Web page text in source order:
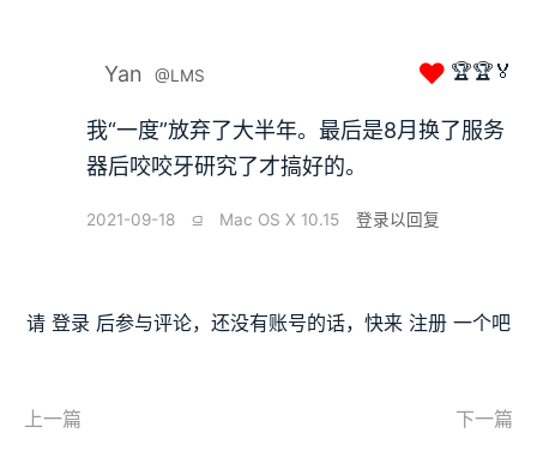
Yan @LMS ❤ 🏆🏆🏅
我“一度”放弃了大半年。最后是8月换了服务
器后咬咬牙研究了才搞好的。
2021-09-18 ⫑ Mac OS X 10.15 登录以回复
请 登录 后参与评论，还没有账号的话，快来 注册 一个吧
上一篇
下一篇